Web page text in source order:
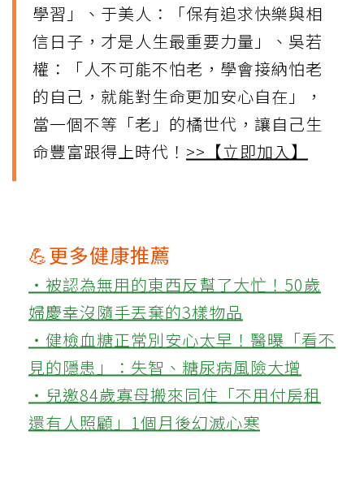
學習」、于美人：「保有追求快樂與相
信日子，才是人生最重要力量」、吳若
權：「人不可能不怕老，學會接納怕老
的自己，就能對生命更加安心自在」，
當一個不等「老」的橘世代，讓自己生
命豐富跟得上時代！ >>【立即加入】
💪更多健康推薦
‧被認為無用的東西反幫了大忙！50歲
婦慶幸沒隨手丟棄的3樣物品
‧健檢血糖正常別安心太早！醫曝「看不
見的隱患」：失智、糖尿病風險大增
‧兒邀84歲寡母搬來同住「不用付房租
還有人照顧」1個月後幻滅心寒